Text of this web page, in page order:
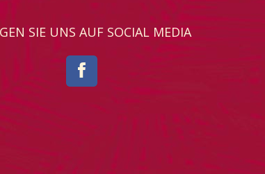
SIE UNS AUF SOCIAL MEDIA